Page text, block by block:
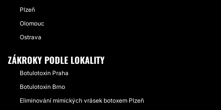
Plzeň
Olomouc
Ostrava
ZÁKROKY PODLE LOKALITY
Botulotoxin Praha
Botulotoxin Brno
Eliminování mimických vrásek botoxem Plzeň